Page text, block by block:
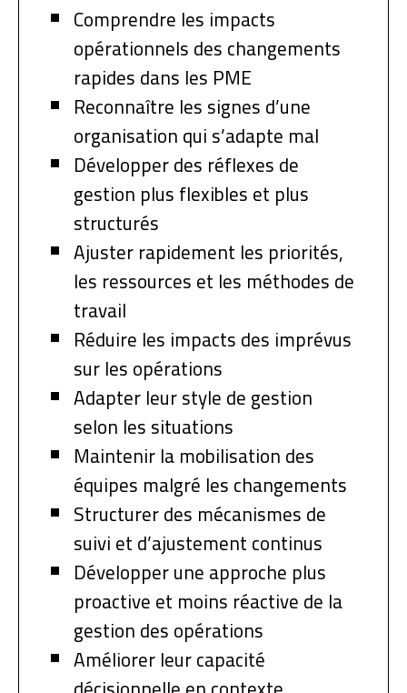
Comprendre les impacts
opérationnels des changements
rapides dans les PME
Reconnaître les signes d’une
organisation qui s’adapte mal
Développer des réflexes de
gestion plus flexibles et plus
structurés
Ajuster rapidement les priorités,
les ressources et les méthodes de
travail
Réduire les impacts des imprévus
sur les opérations
Adapter leur style de gestion
selon les situations
Maintenir la mobilisation des
équipes malgré les changements
Structurer des mécanismes de
suivi et d’ajustement continus
Développer une approche plus
proactive et moins réactive de la
gestion des opérations
Améliorer leur capacité